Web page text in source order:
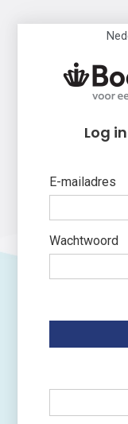
Log
E-mailadres
Wachtwoord